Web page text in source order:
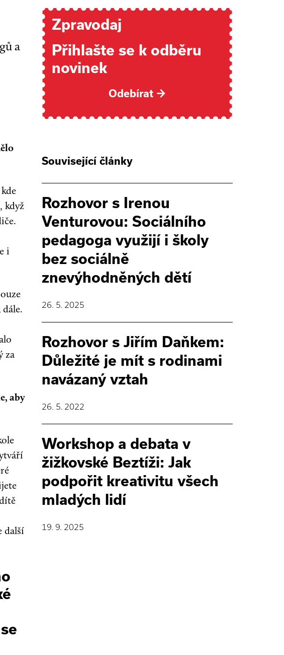
a
když
i
za
aby
další
Zpravodaj
Přihlašte se k odběru
novinek
Odebírat →
Související články
Rozhovor s Irenou
Venturovou: Sociálního
pedagoga využijí i školy
bez sociálně
znevýhodněných dětí
26. 5. 2025
Rozhovor s Jiřím Daňkem:
Důležité je mít s rodinami
navázaný vztah
26. 5. 2022
Workshop a debata v
žižkovské Beztíži: Jak
podpořit kreativitu všech
mladých lidí
19. 9. 2025